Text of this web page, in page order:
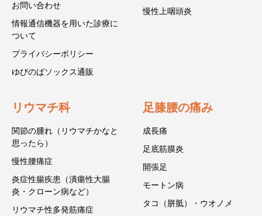
お問い合わせ
情報通信機器を用いた診療に
ついて
プライバシーポリシー
ゆびのばソックス通販
慢性上咽頭炎
リウマチ科
関節の腫れ（リウマチかなと
思ったら）
慢性腰痛症
炎症性腸疾患（潰瘍性大腸
炎・クローン病など）
リウマチ性多発筋痛症
足膝腰の痛み
成長痛
足底筋膜炎
開張足
モートン病
タコ（胼胝）・ウオノメ